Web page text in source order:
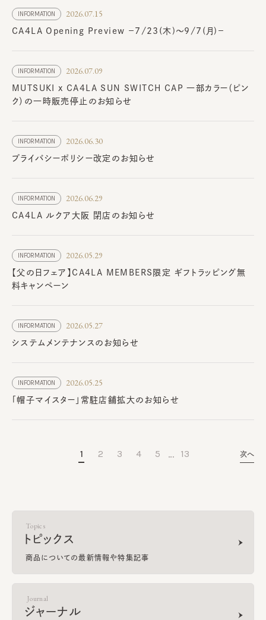
INFORMATION 2026.07.15
CA4LA Opening Preview －7/23(木)～9/7(月)－
INFORMATION 2026.07.09
MUTSUKI x CA4LA SUN SWITCH CAP 一部カラー（ピン
ク）の一時販売停止のお知らせ
INFORMATION 2026.06.30
プライバシーポリシー改定のお知らせ
INFORMATION 2026.06.29
CA4LA ルクア大阪 閉店のお知らせ
INFORMATION 2026.05.29
【父の日フェア】CA4LA MEMBERS限定 ギフトラッピング無
料キャンペーン
INFORMATION 2026.05.27
システムメンテナンスのお知らせ
INFORMATION 2026.05.25
「帽子マイスター」常駐店舗拡大のお知らせ
1 2 3 4 5 … 13 次へ
Topics
トピックス
商品についての最新情報や特集記事
Journal
ジャーナル